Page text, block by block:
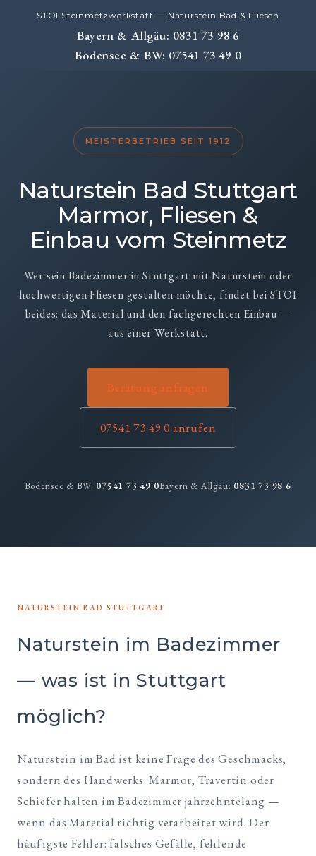
STOI Steinmetzwerkstatt — Naturstein Bad & Fliesen
Bayern & Allgäu: 0831 73 98 6
Bodensee & BW: 07541 73 49 0
MEISTERBETRIEB SEIT 1912
Naturstein Bad Stuttgart
Marmor, Fliesen &
Einbau vom Steinmetz
Wer sein Badezimmer in Stuttgart mit Naturstein oder
hochwertigen Fliesen gestalten möchte, findet bei STOI
beides: das Material und den fachgerechten Einbau —
aus einer Werkstatt.
Beratung anfragen
07541 73 49 0 anrufen
Bodensee & BW: 07541 73 49 0Bayern & Allgäu: 0831 73 98 6
NATURSTEIN BAD STUTTGART
Naturstein im Badezimmer
— was ist in Stuttgart
möglich?
Naturstein im Bad ist keine Frage des Geschmacks,
sondern des Handwerks. Marmor, Travertin oder
Schiefer halten im Badezimmer jahrzehntelang —
wenn das Material richtig verarbeitet wird. Der
häufigste Fehler: falsches Gefälle, fehlende